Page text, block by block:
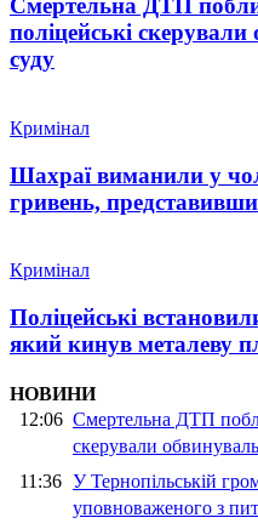
Смертельна ДТП
поліцейські
суду
Кримінал
Шахраї виманили у
гривень,
Кримінал
Поліцейські
який кинув металеву
НОВИНИ
12:06 Смертельна ДТП
скерували
11:36 У Тернопільській
уповноваженого з